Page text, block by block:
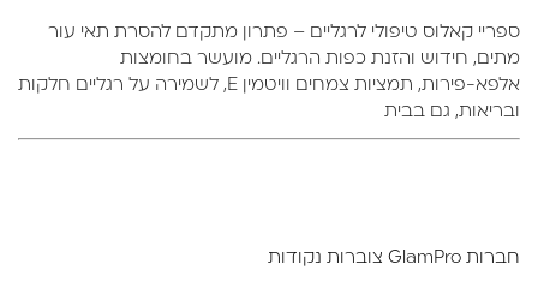
₪179.
₪139.
ספריי קאלוס טיפולי לרגליים – פתרון מתקדם להסרת תאי עור
מתים, חידוש והזנת כפות הרגליים. מועשר בחומצות
אלפא-פירות, תמציות צמחים וויטמין E, לשמירה על רגליים חלקות
ובריאות, גם בבית
חברות GlamPro צוברות נקודות